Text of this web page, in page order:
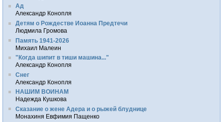
Ад
Александр Конопля
Детям о Рождестве Иоанна Предтечи
Людмила Громова
Память 1941-2026
Михаил Малеин
"Когда шипит в тиши машина..."
Александр Конопля
Снег
Александр Конопля
НАШИМ ВОИНАМ
Надежда Кушкова
Сказание о жене Адера и о рыжей блуднице
Монахиня Евфимия Пащенко